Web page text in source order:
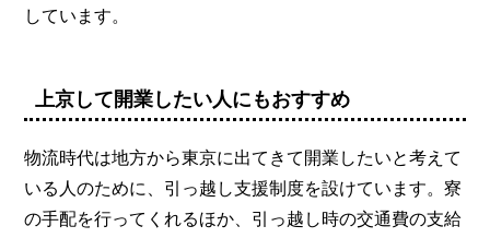
しています。
上京して開業したい人にもおすすめ
物流時代は地方から東京に出てきて開業したいと考えて
いる人のために、引っ越し支援制度を設けています。寮
の手配を行ってくれるほか、引っ越し時の交通費の支給